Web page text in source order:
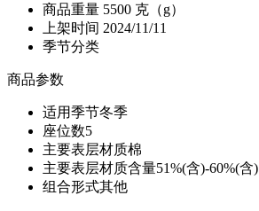
商品重量 5500 克（g）
上架时间 2024/11/11
季节分类
商品参数
适用季节冬季
座位数5
主要表层材质棉
主要表层材质含量51%(含)-60%(含)
组合形式其他